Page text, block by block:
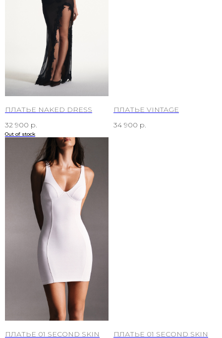
ПЛАТЬЕ NAKED DRESS
32 900 р.
Out of stock
ПЛАТЬЕ VINTAGE
34 900 р.
ПЛАТЬЕ 01 SECOND SKIN ПЛАТЬЕ 01 SECOND SKIN